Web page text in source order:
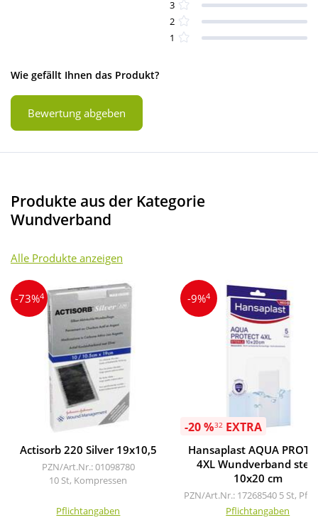
3
2
1
Wie gefällt Ihnen das Produkt?
Bewertung abgeben
Produkte aus der Kategorie
Wundverband
Alle Produkte anzeigen
-73%4
Actisorb 220 Silver 19x10,5
PZN/Art.Nr.: 01098780
10 St, Kompressen
Pflichtangaben
-9%4
-20 %32EXTRA
Hansaplast AQUA
4XL Wundverband
10x20 cm
PZN/Art.Nr.: 17268540 5 St,
Pflichtangaben